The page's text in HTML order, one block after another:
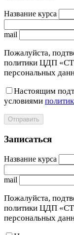
Название курса
mail
Пожалуйста,
политики ЦДП
персональных
Настоящим
условиями
Отправить
Записаться
Название курса
mail
Пожалуйста,
политики ЦДП
персональных